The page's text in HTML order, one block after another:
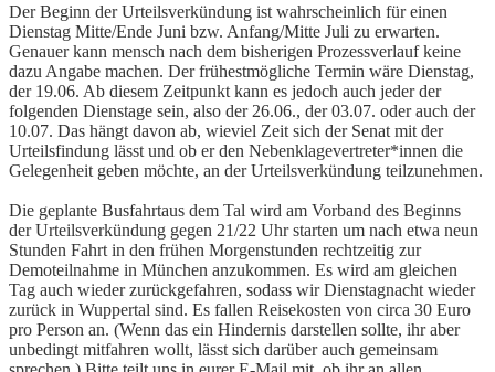
Der Beginn der Urteilsverkündung ist wahrscheinlich für einen
Dienstag Mitte/Ende Juni bzw. Anfang/Mitte Juli zu erwarten.
Genauer kann mensch nach dem bisherigen Prozessverlauf keine
dazu Angabe machen. Der frühestmögliche Termin wäre Dienstag,
der 19.06. Ab diesem Zeitpunkt kann es jedoch auch jeder der
folgenden Dienstage sein, also der 26.06., der 03.07. oder auch der
10.07. Das hängt davon ab, wieviel Zeit sich der Senat mit der
Urteilsfindung lässt und ob er den Nebenklagevertreter*innen die
Gelegenheit geben möchte, an der Urteilsverkündung teilzunehmen.
Die geplante Busfahrtaus dem Tal wird am Vorband des Beginns
der Urteilsverkündung gegen 21/22 Uhr starten um nach etwa neun
Stunden Fahrt in den frühen Morgenstunden rechtzeitig zur
Demoteilnahme in München anzukommen. Es wird am gleichen
Tag auch wieder zurückgefahren, sodass wir Dienstagnacht wieder
zurück in Wuppertal sind. Es fallen Reisekosten von circa 30 Euro
pro Person an. (Wenn das ein Hindernis darstellen sollte, ihr aber
unbedingt mitfahren wollt, lässt sich darüber auch gemeinsam